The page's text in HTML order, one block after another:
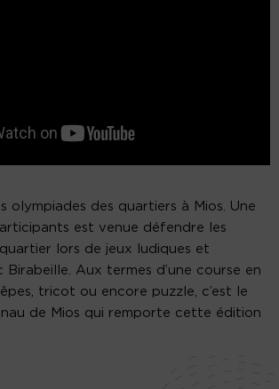
olympiades des quartiers à Mios. Une
est venue défendre les
lors de jeux ludiques et
Birabeille. Aux termes d’une course en
tricot ou encore puzzle, c’est le
de Mios qui remporte cette édition